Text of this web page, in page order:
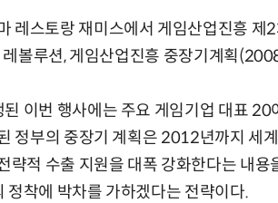
레스토랑 재미스에서 게임산업진흥 제
볼루션, 게임산업진흥 중장기계획
이번 행사에는 주요 게임기업 대표 20
정부의 중장기 계획은 2012년까지 세
략적 수출 지원을 대폭 강화한다는 내용
착에 박차를 가하겠다는 전략이다.